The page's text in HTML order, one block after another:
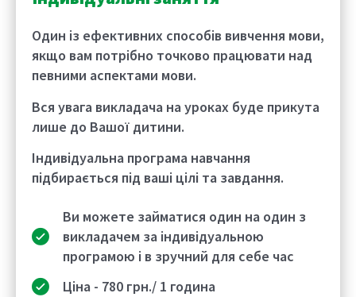
Один із ефективних способів вивчення мови,
якщо вам потрібно точково працювати над
певними аспектами мови.
Вся увага викладача на уроках буде прикута
лише до Вашої дитини.
Індивідуальна програма навчання
підбирається під ваші цілі та завдання.
Ви можете займатися один на один з
викладачем за індивідуальною
програмою і в зручний для себе час
Ціна - 780грн./ 1 година